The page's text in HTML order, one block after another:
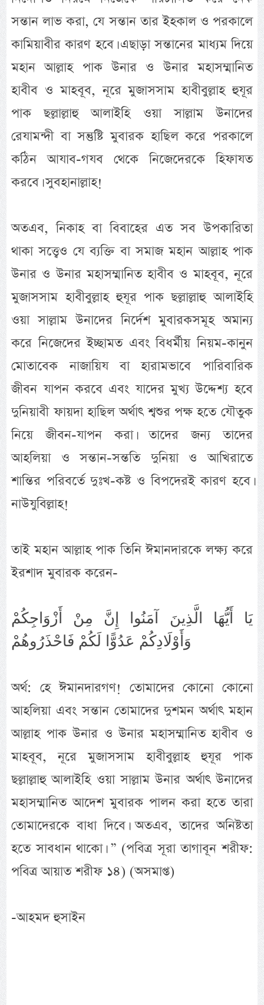
সন্তান লাভ করা, যে সন্তান তার ইহকাল ও পরকালে
কামিয়াবীর কারণ হবে। এছাড়া সন্তানের মাধ্যম দিয়ে
মহান আল্লাহ পাক উনার ও উনার মহাসম্মানিত
হাবীব ও মাহবূব, নূরে মুজাসসাম হাবীবুল্লাহ হুযূর
পাক ছল্লাল্লাহু আলাইহি ওয়া সাল্লাম উনাদের
রেযামন্দী বা সন্তুষ্টি মুবারক হাছিল করে পরকালে
কঠিন আযাব-গযব থেকে নিজেদেরকে হিফাযত
করবে। সুবহানাল্লাহ!
অতএব, নিকাহ বা বিবাহের এত সব উপকারিতা
থাকা সত্ত্বেও যে ব্যক্তি বা সমাজ মহান আল্লাহ পাক
উনার ও উনার মহাসম্মানিত হাবীব ও মাহবূব, নূরে
মুজাসসাম হাবীবুল্লাহ হুযূর পাক ছল্লাল্লাহু আলাইহি
ওয়া সাল্লাম উনাদের নির্দেশ মুবারকসমূহ অমান্য
করে নিজেদের ইচ্ছামত এবং বিধর্মীয় নিয়ম-কানুন
মোতাবেক নাজায়িয বা হারামভাবে পারিবারিক
জীবন যাপন করবে এবং যাদের মুখ্য উদ্দেশ্য হবে
দুনিয়াবী ফায়দা হাছিল অর্থাৎ শ্বশুর পক্ষ হতে যৌতুক
নিয়ে জীবন-যাপন করা। তাদের জন্য তাদের
আহলিয়া ও সন্তান-সন্ততি দুনিয়া ও আখিরাতে
শান্তির পরিবর্তে দুঃখ-কষ্ট ও বিপদেরই কারণ হবে।
নাউযুবিল্লাহ!
তাই মহান আল্লাহ পাক তিনি ঈমানদারকে লক্ষ্য করে
ইরশাদ মুবারক করেন-
يَا أَيُّهَا الَّذِينَ آمَنُوا إِنَّ مِنْ أَزْوَاجِكُمْ
وَأَوْلَادِكُمْ عَدُوًّا لَكُمْ فَاحْذَرُوهُمْ
অর্থ: হে ঈমানদারগণ! তোমাদের কোনো কোনো
আহলিয়া এবং সন্তান তোমাদের দুশমন অর্থাৎ মহান
আল্লাহ পাক উনার ও উনার মহাসম্মানিত হাবীব ও
মাহবূব, নূরে মুজাসসাম হাবীবুল্লাহ হুযূর পাক
ছল্লাল্লাহু আলাইহি ওয়া সাল্লাম উনার অর্থাৎ উনাদের
মহাসম্মানিত আদেশ মুবারক পালন করা হতে তারা
তোমাদেরকে বাধা দিবে। অতএব, তাদের অনিষ্টতা
হতে সাবধান থাকো। ” (পবিত্র সূরা তাগাবূন শরীফ:
পবিত্র আয়াত শরীফ ১৪) (অসমাপ্ত)
-আহমদ হুসাইন